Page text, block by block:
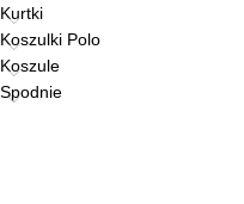
Kurtki
Koszulki Polo
Koszule
Spodnie